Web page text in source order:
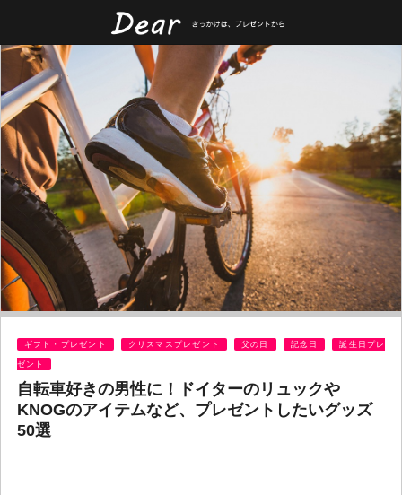
ギフト・プレゼント クリスマスプレゼント 父の日 記念日 誕生日プレ
ゼント
自転車好きの男性に！ドイターのリュックや
KNOGのアイテムなど、プレゼントしたいグッズ
50選